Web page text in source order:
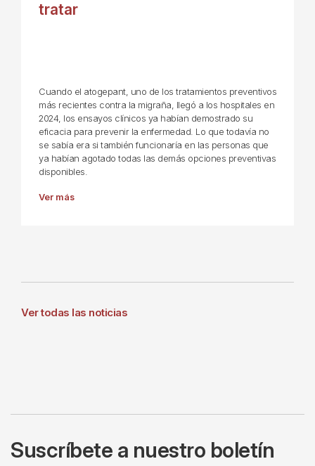
tratar
Cuando el atogepant, uno de los tratamientos preventivos
más recientes contra la migraña, llegó a los hospitales en
2024, los ensayos clínicos ya habían demostrado su
eficacia para prevenir la enfermedad. Lo que todavía no
se sabía era si también funcionaría en las personas que
ya habían agotado todas las demás opciones preventivas
disponibles.
Ver más
Ver todas las noticias
Suscríbete a nuestro boletín